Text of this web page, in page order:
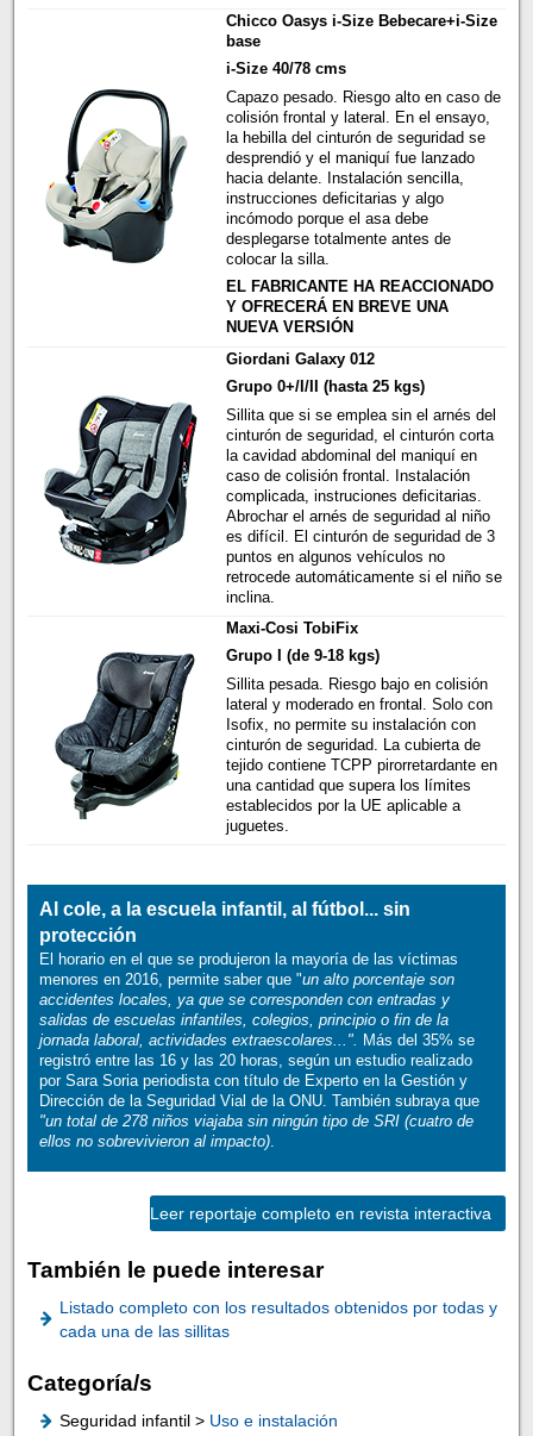
Chicco Oasys i-Size Bebecare+i-Size
base
i-Size 40/78 cms
Capazo pesado. Riesgo alto en caso de
colisión frontal y lateral. En el ensayo,
la hebilla del cinturón de seguridad se
desprendió y el maniquí fue lanzado
hacia delante. Instalación sencilla,
instrucciones deficitarias y algo
incómodo porque el asa debe
desplegarse totalmente antes de
colocar la silla.
EL FABRICANTE HA REACCIONADO
Y OFRECERÁ EN BREVE UNA
NUEVA VERSIÓN
Giordani Galaxy 012
Grupo 0+/I/II (hasta 25 kgs)
Sillita que si se emplea sin el arnés del
cinturón de seguridad, el cinturón corta
la cavidad abdominal del maniquí en
caso de colisión frontal. Instalación
complicada, instruciones deficitarias.
Abrochar el arnés de seguridad al niño
es difícil. El cinturón de seguridad de 3
puntos en algunos vehículos no
retrocede automáticamente si el niño se
inclina.
Maxi-Cosi TobiFix
Grupo I (de 9-18 kgs)
Sillita pesada. Riesgo bajo en colisión
lateral y moderado en frontal. Solo con
Isofix, no permite su instalación con
cinturón de seguridad. La cubierta de
tejido contiene TCPP pirorretardante en
una cantidad que supera los límites
establecidos por la UE aplicable a
juguetes.
Al cole, a la escuela infantil, al fútbol... sin
protección
El horario en el que se produjeron la mayoría de las víctimas
menores en 2016, permite saber que "un alto porcentaje son
accidentes locales, ya que se corresponden con entradas y
salidas de escuelas infantiles, colegios, principio o fin de la
jornada laboral, actividades extraescolares...". Más del 35% se
registró entre las 16 y las 20 horas, según un estudio realizado
por Sara Soria periodista con título de Experto en la Gestión y
Dirección de la Seguridad Vial de la ONU. También subraya que
"un total de 278 niños viajaba sin ningún tipo de SRI (cuatro de
ellos no sobrevivieron al impacto).
Leer reportaje completo en revista interactiva
También le puede interesar
Listado completo con los resultados obtenidos por todas y
cada una de las sillitas
Categoría/s
Seguridad infantil > Uso e instalación